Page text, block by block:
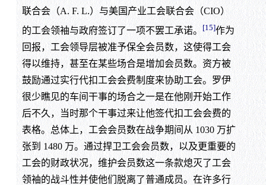
联合会（A. F. L.）与美国产业工会联合会（CIO）
的工会领袖与政府签订了一项不罢工承诺。
[15]作为
回报，工会领导层被准予保全会员数，这使得工会
得以维持，甚至在某些场合是增加会员数。资方被
鼓励通过实行代扣工会会费制度来协助工会。罗伊
很少瞧见的车间干事的场合之一是在他刚开始工作
后不久，当时那个干事过来让他签代扣工会会费的
表格。总体上，工会会员数在战争期间从 1030 万扩
张到 1480 万。通过捍卫工会会员数，以及更重要的
工会的财政状况，维护会员数这一条款熄灭了工会
领袖的战斗性并使他们脱离了普通成员。在许多行